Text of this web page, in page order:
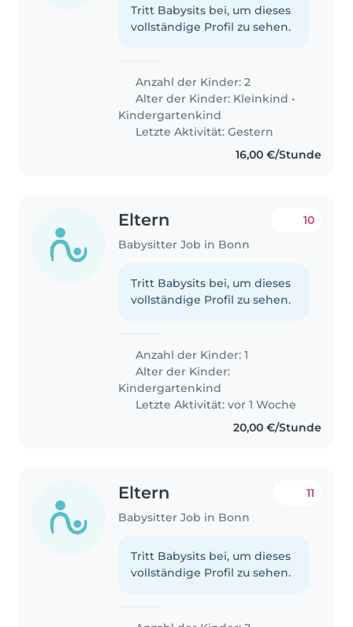
Tritt Babysits bei, um dieses
vollständige Profil zu sehen.
Anzahl der Kinder: 2
Alter der Kinder: Kleinkind •
Kindergartenkind
Letzte Aktivität: Gestern
16,00 €/Stunde
Eltern
Babysitter Job in Bonn
10
Tritt Babysits bei, um dieses
vollständige Profil zu sehen.
Anzahl der Kinder: 1
Alter der Kinder:
Kindergartenkind
Letzte Aktivität: vor 1 Woche
20,00 €/Stunde
Eltern
Babysitter Job in Bonn
11
Tritt Babysits bei, um dieses
vollständige Profil zu sehen.